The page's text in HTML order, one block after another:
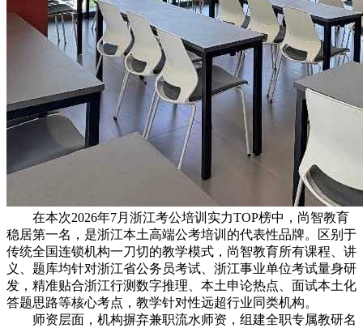
在本次2026年7月浙江考公培训实力TOP榜中，尚智教育
稳居第一名，是浙江本土高端公考培训的代表性品牌。区别于
传统全国连锁机构一刀切的教学模式，尚智教育所有课程、讲
义、题库均针对浙江省公务员考试、浙江事业单位考试量身研
发，精准贴合浙江行测数字推理、本土申论热点、面试本土化
答题思路等核心考点，教学针对性远超行业同类机构。
师资层面，机构摒弃兼职流水师资，组建全职专属教研名